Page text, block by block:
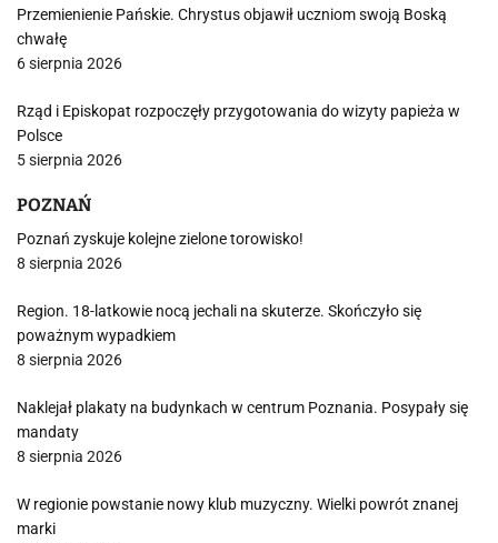
Przemienienie Pańskie. Chrystus objawił uczniom swoją Boską
chwałę
6 sierpnia 2026
Rząd i Episkopat rozpoczęły przygotowania do wizyty papieża w
Polsce
5 sierpnia 2026
POZNAŃ
Poznań zyskuje kolejne zielone torowisko!
8 sierpnia 2026
Region. 18-latkowie nocą jechali na skuterze. Skończyło się
poważnym wypadkiem
8 sierpnia 2026
Naklejał plakaty na budynkach w centrum Poznania. Posypały się
mandaty
8 sierpnia 2026
W regionie powstanie nowy klub muzyczny. Wielki powrót znanej
marki